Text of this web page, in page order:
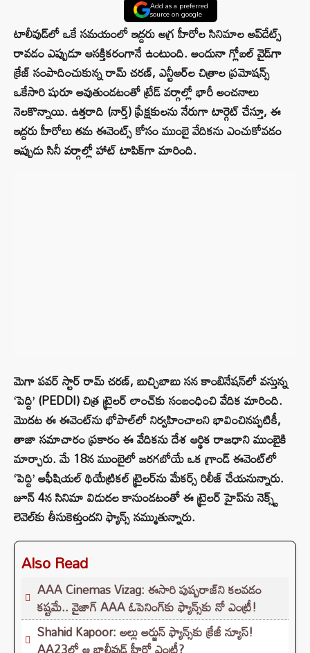
Add as a preferred
source on google
టాలీవుడ్‌లో ఒకే సమయంలో ఇద్దరు అగ్ర హీరోల సినిమాల అప్‌డేట్స్
రావడం ఎప్పుడూ ఆసక్తికరంగానే ఉంటుంది. అందునా గ్లోబల్ వైడ్‌గా
క్రేజ్ సంపాదించుకున్న రామ్ చరణ్, ఎన్టీఆర్‌ల చిత్రాల ప్రమోషన్స్
ఒకేసారి షురూ అవుతుండటంతో ట్రేడ్ వర్గాల్లో భారీ అంచనాలు
నెలకొన్నాయి. ఉత్తరాది (నార్త్) ప్రేక్షకులను నేరుగా టార్గెట్ చేస్తూ, ఈ
ఇద్దరు హీరోలు తమ ఈవెంట్స్ కోసం ముంబై వేదికను ఎంచుకోవడం
ఇప్పుడు సినీ వర్గాల్లో హాట్ టాపిక్‌గా మారింది.
మెగా పవర్ స్టార్ రామ్ చరణ్, బుచ్చిబాబు సన కాంబినేషన్‌లో వస్తున్న
‘పెద్ది’ (PEDDI) చిత్ర ట్రైలర్ లాంచ్‌కు సంబంధించి వేదిక మారింది.
మొదట ఈ ఈవెంట్‌ను భోపాల్‌లో నిర్వహించాలని భావించినప్పటికీ,
తాజా సమాచారం ప్రకారం ఈ వేదికను దేశ ఆర్థిక రాజధాని ముంబైకి
మార్చారు. మే 18న ముంబైలో జరగబోయే ఒక గ్రాండ్ ఈవెంట్‌లో
‘పెద్ది’ అఫీషియల్ థియేట్రికల్ ట్రైలర్‌ను మేకర్స్ రిలీజ్ చేయనున్నారు.
జూన్ 4న సినిమా విడుదల కానుండటంతో ఈ ట్రైలర్ హైప్‌ను నెక్స్ట్
లెవెల్‌కు తీసుకెళ్తుందని ఫ్యాన్స్ నమ్ముతున్నారు.
Also Read
AAA Cinemas Vizag: ఈసారి పుష్పరాజ్‌ని కలవడం
కష్టమే.. వైజాగ్ AAA ఓపెనింగ్‌కు ఫ్యాన్స్‌కు నో ఎంట్రీ!
Shahid Kapoor: అల్లు అర్జున్ ఫ్యాన్స్‌కు క్రేజీ న్యూస్!